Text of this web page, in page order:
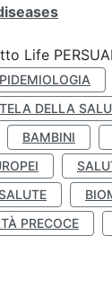
Life
DELLA
BAMBINI
PRECOCE